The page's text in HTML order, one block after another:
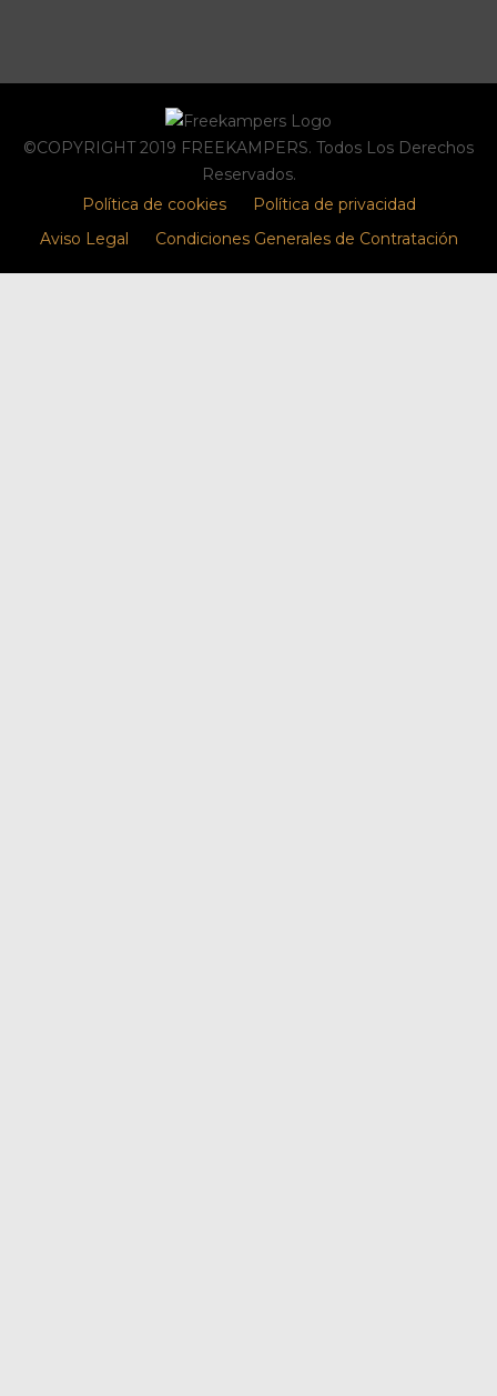
©COPYRIGHT 2019 FREEKAMPERS. Todos Los Derechos
Reservados.
Política de cookies
Política de privacidad
Aviso Legal
Condiciones Generales de Contratación